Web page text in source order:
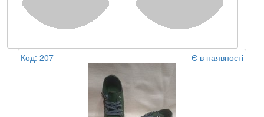
Код: 207 Є в наявності